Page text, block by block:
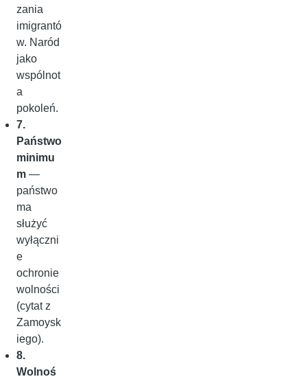
zania
imigrantó
w. Naród
jako
wspólnot
a
pokoleń.
7.
Państwo
minimu
m —
państwo
ma
służyć
wyłączni
e
ochronie
wolności
(cytat z
Zamoysk
iego).
8.
Wolnoś